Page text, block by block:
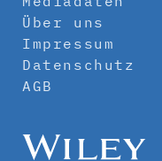
Über uns
Impressum
Datenschutz
AGB